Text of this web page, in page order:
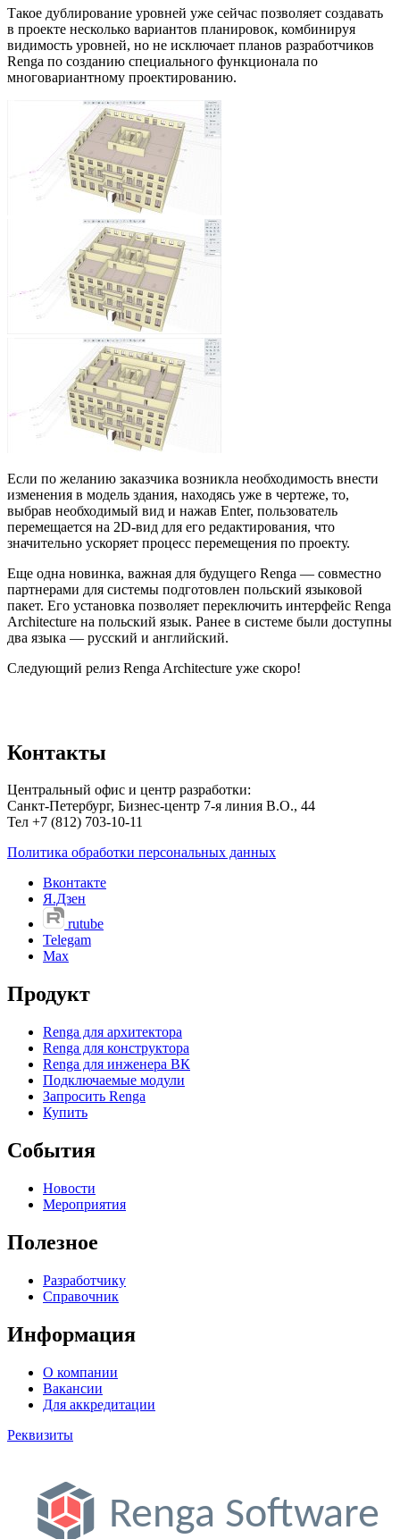
Такое дублирование уровней уже сейчас позволяет создавать
в проекте несколько вариантов планировок, комбинируя
видимость уровней, но не исключает планов разработчиков
Renga по созданию специального функционала по
многовариантному проектированию.
Если по желанию заказчика возникла необходимость внести
изменения в модель здания, находясь уже в чертеже, то,
выбрав необходимый вид и нажав Enter, пользователь
перемещается на 2D-вид для его редактирования, что
значительно ускоряет процесс перемещения по проекту.
Еще одна новинка, важная для будущего Renga — совместно
партнерами для системы подготовлен польский языковой
пакет. Его установка позволяет переключить интерфейс Renga
Architecture на польский язык. Ранее в системе были доступны
два языка — русский и английский.
Следующий релиз Renga Architecture уже скоро!
Контакты
Центральный офис и центр разработки:
Санкт-Петербург, Бизнес-центр 7-я линия В.О., 44
Тел +7 (812) 703-10-11
Политика обработки персональных данных
Вконтакте
Я.Дзен
rutube
Telegam
Max
Продукт
Renga для архитектора
Renga для конструктора
Renga для инженера ВК
Подключаемые модули
Запросить Renga
Купить
События
Новости
Мероприятия
Полезное
Разработчику
Справочник
Информация
О компании
Вакансии
Для аккредитации
Реквизиты